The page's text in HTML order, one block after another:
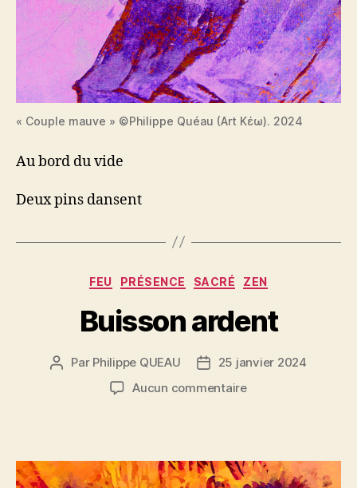
« Couple mauve » ©Philippe Quéau (Art Κέω). 2024
Au bord du vide
Deux pins dansent
Catégories
FEU PRÉSENCE SACRÉ ZEN
Buisson ardent
Auteur
Par Philippe QUEAU
Date25 janvier 2024
Aucun commentairesur